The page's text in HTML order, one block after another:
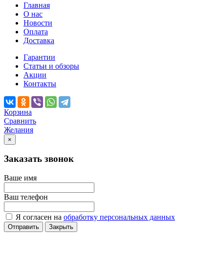
Главная
О нас
Новости
Оплата
Доставка
Гарантии
Статьи и обзоры
Акции
Контакты
Корзина
Сравнить
Желания
×
Заказать звонок
Ваше имя
Ваш телефон
Я согласен на обработку персональных данных
Отправить Закрыть